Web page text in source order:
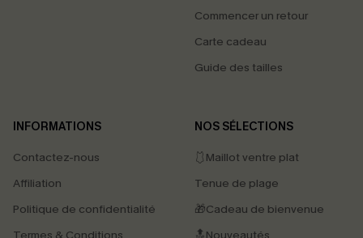
Commencer un retour
Carte cadeau
Guide des tailles
INFORMATIONS
Contactez-nous
Affiliation
Politique de confidentialité
NOS SÉLECTIONS
🩱Maillot ventre plat
Tenue de plage
🎁Cadeau de bienvenue